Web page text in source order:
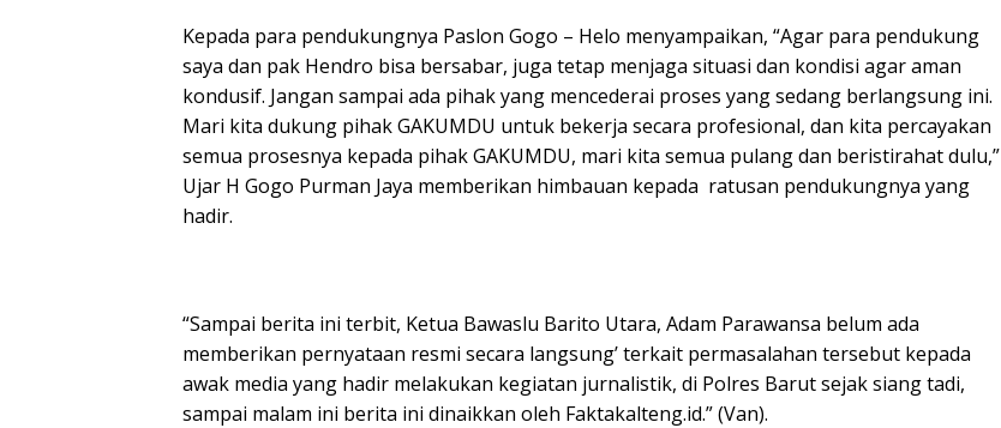
Kepada para pendukungnya Paslon Gogo – Helo menyampaikan, “Agar para pendukung
saya dan pak Hendro bisa bersabar, juga tetap menjaga situasi dan kondisi agar aman
kondusif. Jangan sampai ada pihak yang mencederai proses yang sedang berlangsung ini.
Mari kita dukung pihak GAKUMDU untuk bekerja secara profesional, dan kita percayakan
semua prosesnya kepada pihak GAKUMDU, mari kita semua pulang dan beristirahat dulu,”
Ujar H Gogo Purman Jaya memberikan himbauan kepada ratusan pendukungnya yang
hadir.
“Sampai berita ini terbit, Ketua Bawaslu Barito Utara, Adam Parawansa belum ada
memberikan pernyataan resmi secara langsung’ terkait permasalahan tersebut kepada
awak media yang hadir melakukan kegiatan jurnalistik, di Polres Barut sejak siang tadi,
sampai malam ini berita ini dinaikkan oleh Faktakalteng.id.” (Van).